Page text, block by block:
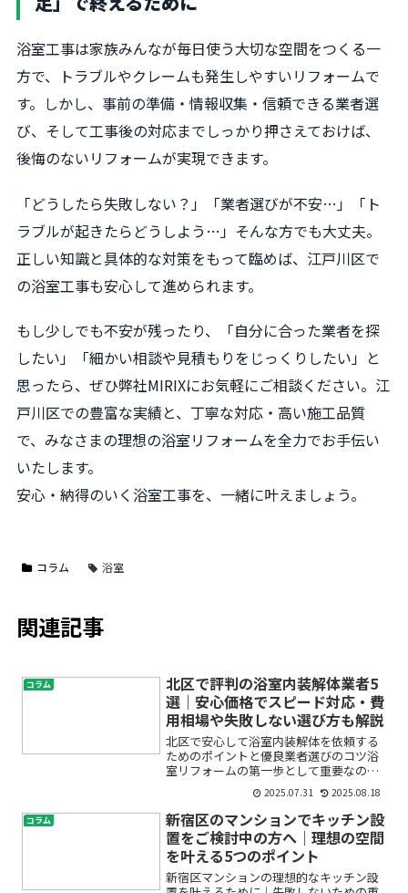
浴室工事は家族みんなが毎日使う大切な空間をつくる一
方で、トラブルやクレームも発生しやすいリフォームで
す。しかし、事前の準備・情報収集・信頼できる業者選
び、そして工事後の対応までしっかり押さえておけば、
後悔のないリフォームが実現できます。
「どうしたら失敗しない？」「業者選びが不安…」「ト
ラブルが起きたらどうしよう…」そんな方でも大丈夫。
正しい知識と具体的な対策をもって臨めば、江戸川区で
の浴室工事も安心して進められます。
もし少しでも不安が残ったり、「自分に合った業者を探
したい」「細かい相談や見積もりをじっくりしたい」と
思ったら、ぜひ弊社MIRIXにお気軽にご相談ください。江
戸川区での豊富な実績と、丁寧な対応・高い施工品質
で、みなさまの理想の浴室リフォームを全力でお手伝い
いたします。
安心・納得のいく浴室工事を、一緒に叶えましょう。
コラム 浴室
関連記事
コラム
北区で評判の浴室内装解体業者5
選｜安心価格でスピード対応・費
用相場や失敗しない選び方も解説
北区で安心して浴室内装解体を依頼する
ためのポイントと優良業者選びのコツ浴
室リフォームの第一歩として重要なのが
「浴室内装解体」です。しかし、いざ解
体業者を探そうとすると、費用はどれく
らいかかるの？本当に信頼できる業者
は？工事期間はどのくらい？...
2025.07.31 2025.08.18
コラム
新宿区のマンションでキッチン設
置をご検討中の方へ｜理想の空間
を叶える5つのポイント
新宿区マンションの理想的なキッチン設